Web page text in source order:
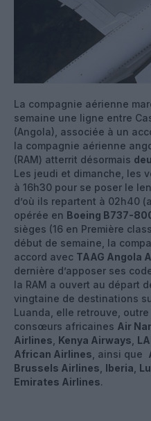
La compagnie aérienne
semaine une ligne entre
(Angola), associée à un
la compagnie aérienne
(RAM) atterrit désormais
Les jeudi et dimanche, les
à 16h30 pour se poser le
d’où ils repartent à 02h40
opérée en Boeing B737-
sièges (16 en Première
début de semaine, la
accord avec TAAG Angola
dernière d’apposer ses
la RAM a ouvert au départ
vingtaine de destinations
Luanda, elle retrouve,
consœurs africaines Air
Airlines Kenya Airways
African Airlines , ainsi que
Brussels Airlines Iberia
Emirates Airlines.